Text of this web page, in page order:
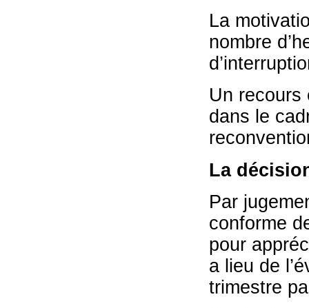
La
nombre
Un recours
dans le
La
Par
conforme
pour
a lieu de
trimestre